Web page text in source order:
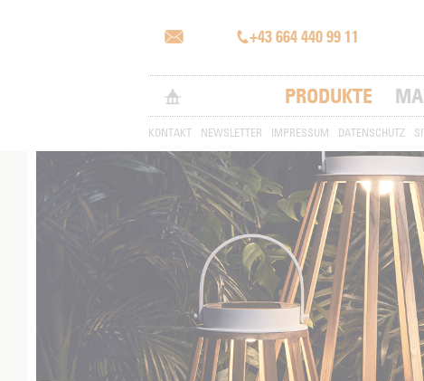
+43 664 440 99 11
PRODUKTE
KONTAKT NEWSLETTER IMPRESSUM DATENSCHUTZ